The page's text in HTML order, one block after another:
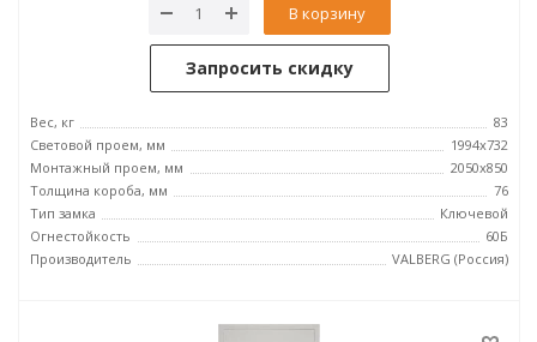
В корзину
Запросить скидку
Вес, кг
83
Световой проем, мм
1994x732
Монтажный проем, мм
2050x850
Толщина короба, мм
76
Тип замка
Ключевой
Огнестойкость
60Б
Производитель
VALBERG (Россия)